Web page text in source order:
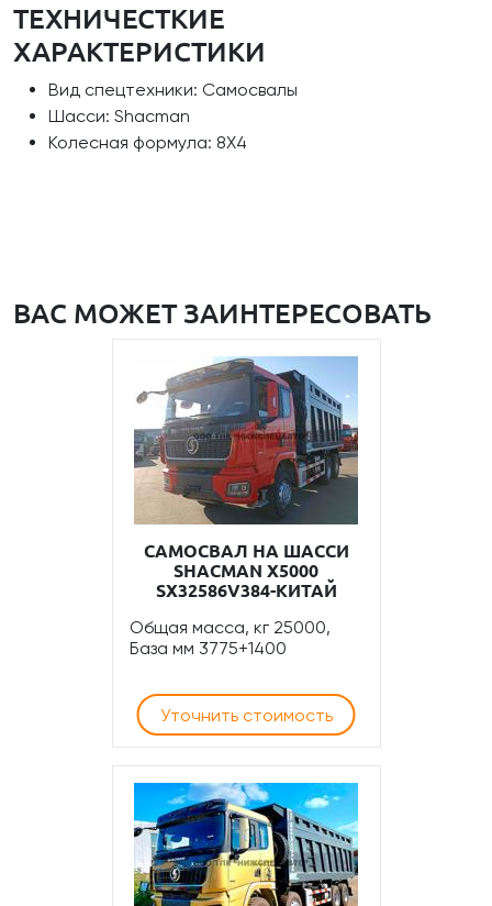
ТЕХНИЧЕСТКИЕ
ХАРАКТЕРИСТИКИ
Вид спецтехники: Самосвалы
Шасси: Shacman
Колесная формула: 8Х4
ВАС МОЖЕТ ЗАИНТЕРЕСОВАТЬ
САМОСВАЛ НА ШАССИ
SHACMAN Х5000
SX32586V384-КИТАЙ
Общая масса, кг 25000,
База мм 3775+1400
Уточнить стоимость